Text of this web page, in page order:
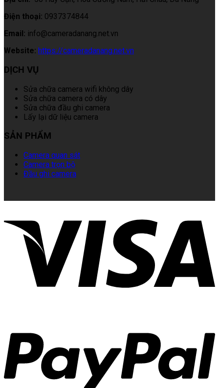
Điện thoại: 0937374844
Email: info@cameradanang.net.vn
Website: https://cameradanang.net.vn
DỊCH VỤ
Sửa chữa camera wifi không dây
Sửa chữa camera có dây
Sửa chữa đầu ghi camera
Lấy lại dữ liệu camera
SẢN PHẨM
Camera quan sát
Camera trọn bộ
Đầu ghi camera